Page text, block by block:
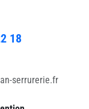
18
serrurerie.fr